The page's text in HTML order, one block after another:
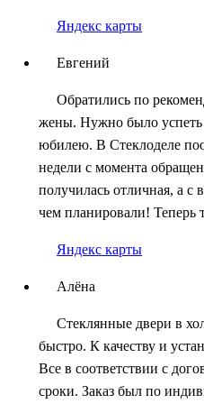
Яндекс карты
Евгений
Обратились по
жены. Нужно было успеть
юбилею. В Стеклоделе
недели с момента
получилась отличная, а
чем планировали! Теперь
Яндекс карты
Алёна
Стеклянные двери в
быстро. К качеству и
Все в соответствии с
сроки. Заказ был по